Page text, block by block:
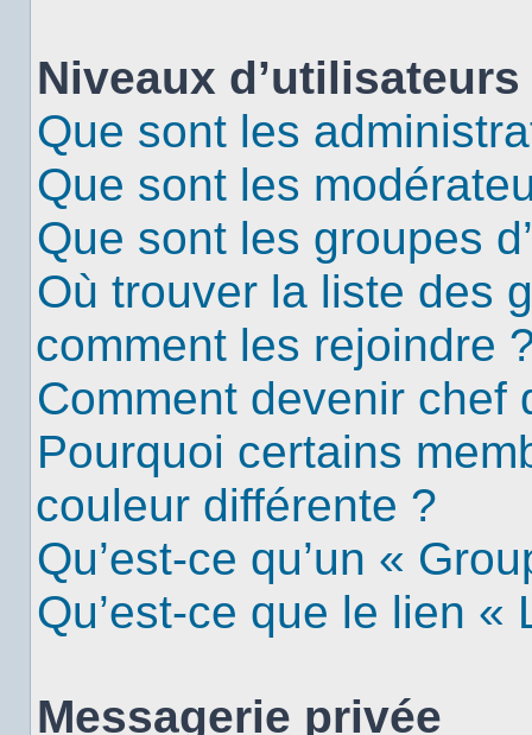
Niveaux
Que sont les
Que sont les
Que sont les groupes
Où trouver la liste des
comment les rejoindre
Comment devenir chef
Pourquoi certains
couleur différente ?
Qu’est-ce qu’un «
Qu’est-ce que le lien «
Messagerie privée